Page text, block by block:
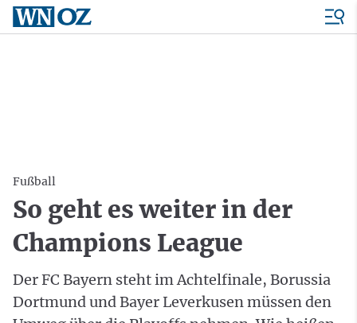
Fußball
So geht es weiter in der
Champions League
Der FC Bayern steht im Achtelfinale, Borussia
Dortmund und Bayer Leverkusen müssen den